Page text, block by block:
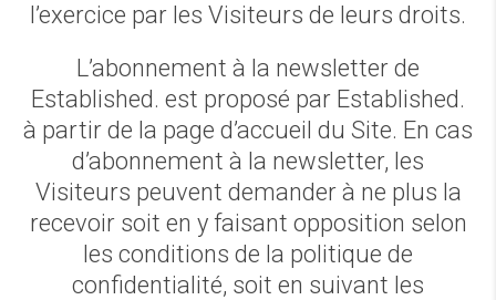
l’exercice par les Visiteurs de leurs droits.
L’abonnement à la newsletter de
Established. est proposé par Established.
à partir de la page d’accueil du Site. En cas
d’abonnement à la newsletter, les
Visiteurs peuvent demander à ne plus la
recevoir soit en y faisant opposition selon
les conditions de la politique de
confidentialité, soit en suivant les